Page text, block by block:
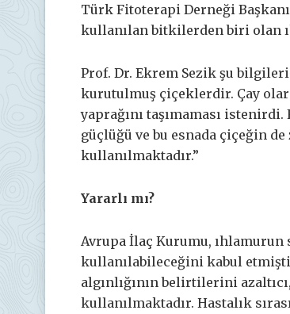
Türk Fitoterapi Derneği
kullanılan bitkilerden biri olan
Prof. Dr. Ekrem Sezik şu
kurutulmuş çiçeklerdir. Çay
yaprağını taşımaması
güçlüğü ve bu esnada çiçeğin
kullanılmaktadır.”
Yararlı mı?
Avrupa İlaç Kurumu,
kullanılabileceğini kabul
algınlığının belirtilerini
kullanılmaktadır. Hastalık